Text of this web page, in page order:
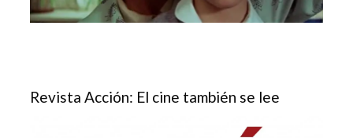
Revista Acción: El cine también se lee